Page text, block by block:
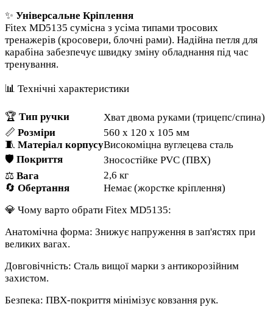
✨ Універсальне Кріплення
Fitex MD5135 сумісна з усіма типами тросових
тренажерів (кросовери, блочні рами). Надійна петля для
карабіна забезпечує швидку зміну обладнання під час
тренування.
📊 Технічні характеристики
🏆 Тип ручки
Хват двома руками (трицепс/спина)
📏 Розміри
560 х 120 х 105 мм
🧵 Матеріал корпусуВисокоміцна вуглецева сталь
🛡️ Покриття
Зносостійке PVC (ПВХ)
⚖️ Вага
2,6 кг
🔄 Обертання
Немає (жорстке кріплення)
💎 Чому варто обрати Fitex MD5135:
Анатомічна форма: Знижує напруження в зап'ястях при
великих вагах.
Довговічність: Сталь вищої марки з антикорозійним
захистом.
Безпека: ПВХ-покриття мінімізує ковзання рук.